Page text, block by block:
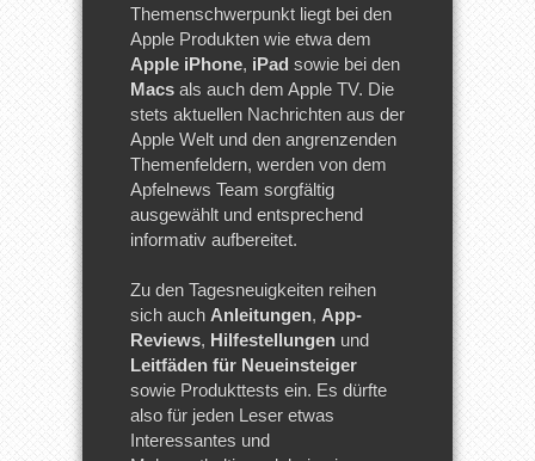
Themenschwerpunkt liegt bei den
Apple Produkten wie etwa dem
Apple iPhone, iPad sowie bei den
Macs als auch dem Apple TV. Die
stets aktuellen Nachrichten aus der
Apple Welt und den angrenzenden
Themenfeldern, werden von dem
Apfelnews Team sorgfältig
ausgewählt und entsprechend
informativ aufbereitet.
Zu den Tagesneuigkeiten reihen
sich auch Anleitungen, App-
Reviews, Hilfestellungen und
Leitfäden für Neueinsteiger
sowie Produkttests ein. Es dürfte
also für jeden Leser etwas
Interessantes und